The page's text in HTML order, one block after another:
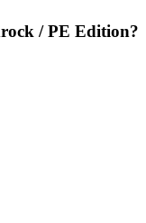
/ PE Edition?